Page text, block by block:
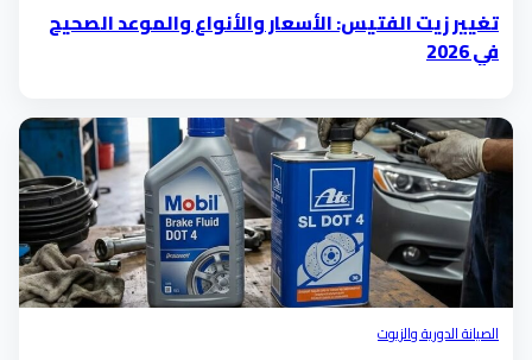
تغيير زيت الفتيس: الأسعار والأنواع والموعد الصحيح
في 2026
الصيانة الدورية والزيوت